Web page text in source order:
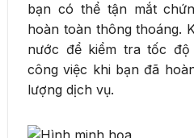
bạn có thể tận mắt
hoàn toàn thông thoáng.
nước để kiểm tra tốc
công việc khi bạn đã
lượng dịch vụ.